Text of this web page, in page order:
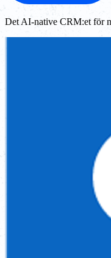
Det AI-native CRM:et för